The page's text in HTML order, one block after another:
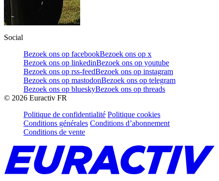
Social
Bezoek ons op facebookBezoek ons op x
Bezoek ons op linkedinBezoek ons op youtube
Bezoek ons op rss-feedBezoek ons op instagram
Bezoek ons op mastodonBezoek ons op telegram
Bezoek ons op blueskyBezoek ons op threads
© 2026 Euractiv FR
Politique de confidentialité Politique cookies
Conditions générales Conditions d’abonnement
Conditions de vente